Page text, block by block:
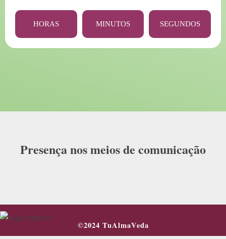
HORAS MINUTOS SEGUNDOS
Presença nos meios de comunicação
©2024 TuAlmaVeda